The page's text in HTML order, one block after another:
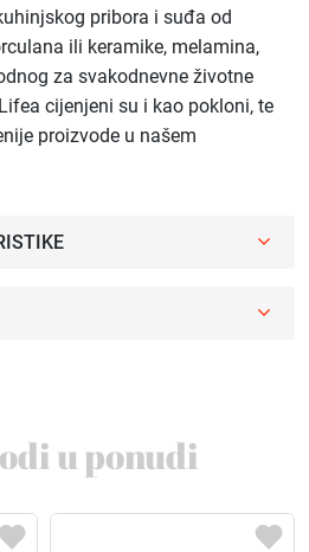
pribora i suđa od
ili keramike, melamina,
za svakodnevne životne
cijenjeni su i kao pokloni, te
proizvode u našem
u ponudi